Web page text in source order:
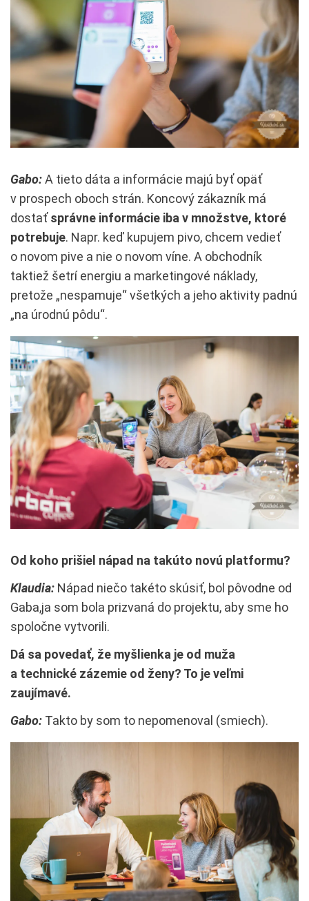
Gabo:A tieto dáta a informácie majú byť opäť
v prospech oboch strán. Koncový zákazník má
dostaťsprávne informácie iba v množstve, ktoré
potrebuje. Napr. keď kupujem pivo, chcem vedieť
o novom pive a nie o novom víne. A obchodník
taktiež šetrí energiu a marketingové náklady,
pretože „nespamuje“ všetkých a jeho aktivity padnú
„na úrodnú pôdu“.
Od koho prišiel nápad na takúto novú platformu?
Klaudia: Nápad niečo takéto skúsiť, bol pôvodne od
Gaba,ja som bola prizvaná do projektu, aby sme ho
spoločne vytvorili.
Dá sa povedať, že myšlienka je od muža
a technické zázemie od ženy? To je veľmi
zaujímavé.
Gabo: Takto by som to nepomenoval (smiech).